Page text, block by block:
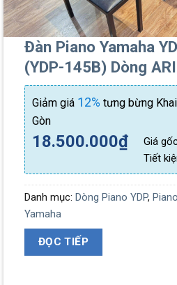
Đàn Piano Yamaha
(YDP-145B) Dòng
Giảm giá 12% tưng bừng
Gòn
18.500.000₫ Giá
Tiết
Danh mục: Dòng Piano YDP,
Yamaha
ĐỌC TIẾP